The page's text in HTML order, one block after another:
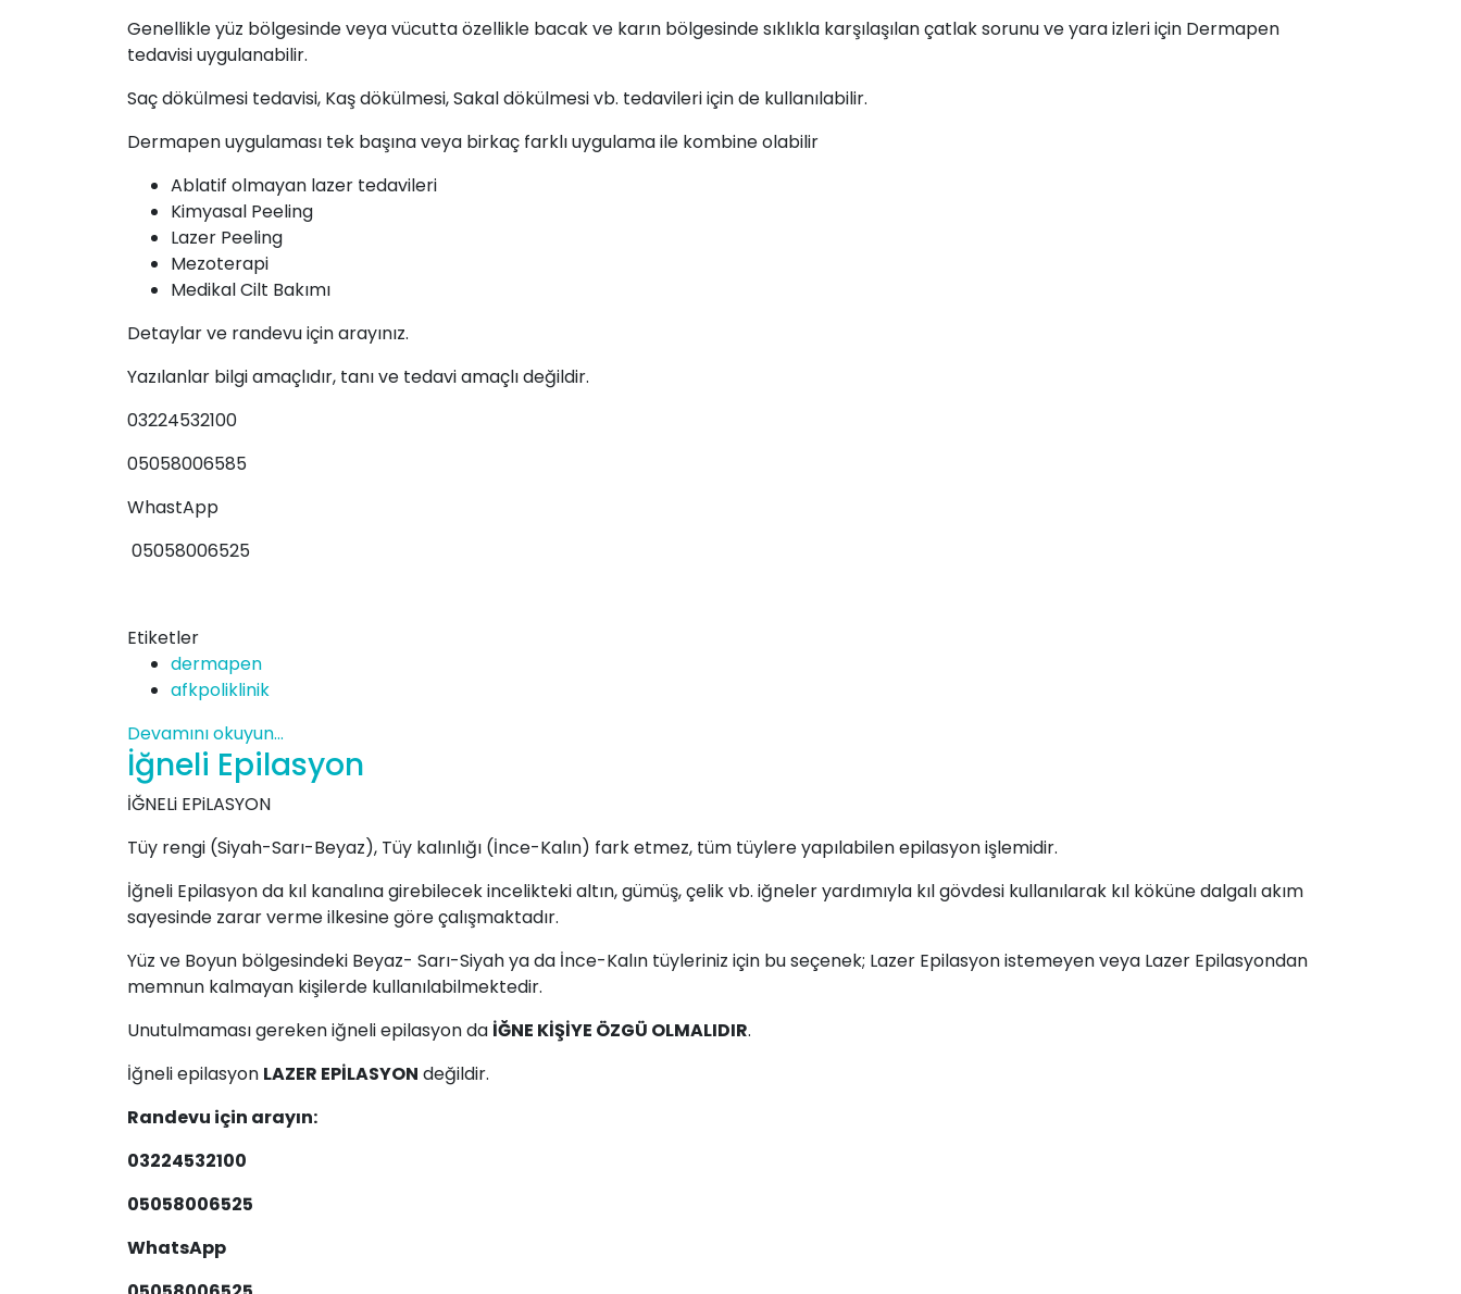
Genellikle yüz bölgesinde veya vücutta özellikle bacak ve karın bölgesinde sıklıkla karşılaşılan çatlak sorunu ve yara izleri için Dermapen
tedavisi uygulanabilir.
Saç dökülmesi tedavisi, Kaş dökülmesi, Sakal dökülmesi vb. tedavileri için de kullanılabilir.
Dermapen uygulaması tek başına veya birkaç farklı uygulama ile kombine olabilir
Ablatif olmayan lazer tedavileri
Kimyasal Peeling
Lazer Peeling
Mezoterapi
Medikal Cilt Bakımı
Detaylar ve randevu için arayınız.
Yazılanlar bilgi amaçlıdır, tanı ve tedavi amaçlı değildir.
03224532100
05058006585
WhastApp
05058006525
Etiketler
dermapen
afkpoliklinik
Devamını okuyun...
İğneli Epilasyon
İĞNELi EPiLASYON
Tüy rengi (Siyah-Sarı-Beyaz), Tüy kalınlığı (İnce-Kalın) fark etmez, tüm tüylere yapılabilen epilasyon işlemidir.
İğneli Epilasyon da kıl kanalına girebilecek incelikteki altın, gümüş, çelik vb. iğneler yardımıyla kıl gövdesi kullanılarak kıl köküne dalgalı akım
sayesinde zarar verme ilkesine göre çalışmaktadır.
Yüz ve Boyun bölgesindeki Beyaz- Sarı-Siyah ya da İnce-Kalın tüyleriniz için bu seçenek; Lazer Epilasyon istemeyen veya Lazer Epilasyondan
memnun kalmayan kişilerde kullanılabilmektedir.
Unutulmaması gereken iğneli epilasyon da İĞNE KİŞİYE ÖZGÜ OLMALIDIR.
İğneli epilasyon LAZER EPİLASYON değildir.
Randevu için arayın:
03224532100
05058006525
WhatsApp